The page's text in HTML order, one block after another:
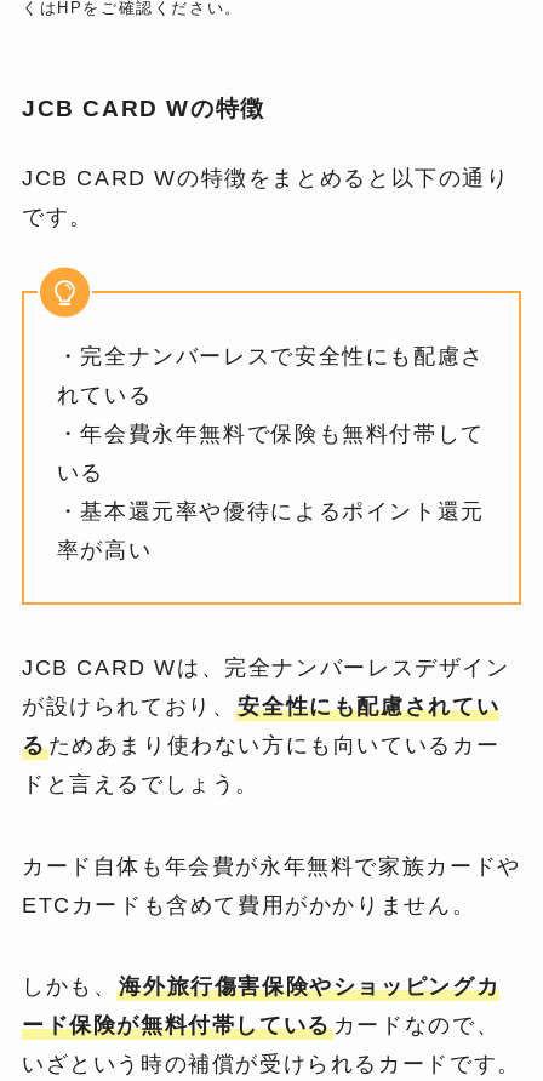
くはHPをご確認ください。
JCB CARD Wの特徴
JCB CARD Wの特徴をまとめると以下の通り
です。
・完全ナンバーレスで安全性にも配慮さ
れている
・年会費永年無料で保険も無料付帯して
いる
・基本還元率や優待によるポイント還元
率が高い
JCB CARD Wは、完全ナンバーレスデザイン
が設けられており、安全性にも配慮されてい
るためあまり使わない方にも向いているカー
ドと言えるでしょう。
カード自体も年会費が永年無料で家族カードや
ETCカードも含めて費用がかかりません。
しかも、海外旅行傷害保険やショッピングカ
ード保険が無料付帯しているカードなので、
いざという時の補償が受けられるカードです。